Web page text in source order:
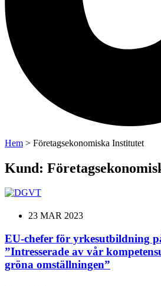
Hem > Företagsekonomiska Institutet
Kund:
23 MAR 2023
EU-chefer för yrkesutbildning
”Intresserade av vår
gröna omställningen”